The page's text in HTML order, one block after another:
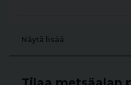
Näytä lisää